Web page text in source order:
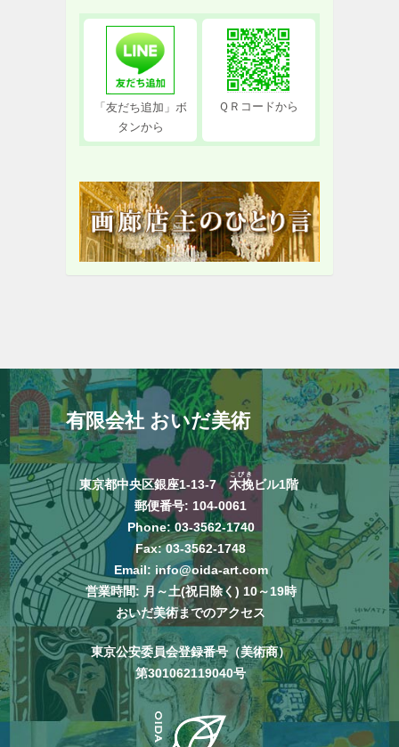
「友だち追加」ボ
タンから
ＱＲコードから
有限会社 おいだ美術
東京都中央区銀座1-13-7木挽
こびき
ビル1階
郵便番号: 104-0061
Phone: 03-3562-1740
Fax: 03-3562-1748
Email: info@oida-art.com
営業時間: 月～土(祝日除く) 10～19時
おいだ美術までのアクセス
東京公安委員会登録番号（美術商）
第301062119040号